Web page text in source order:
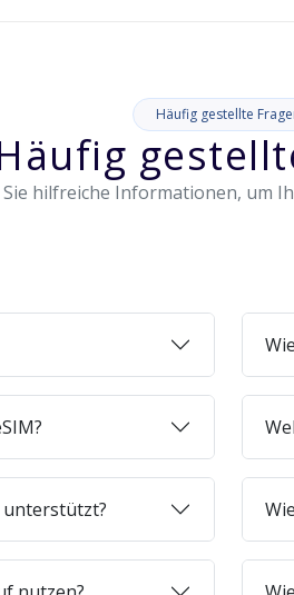
Häufig gestellte
Sie hilfreiche Informationen, um